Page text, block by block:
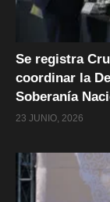
Se registra
coordinar la
Soberanía
23 JUNIO, 2026